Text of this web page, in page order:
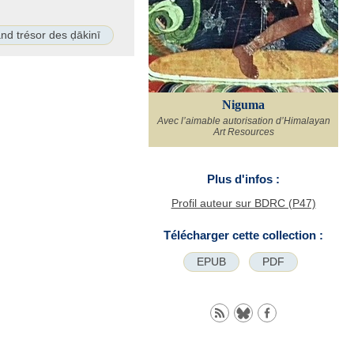
trésor des ḍākinī
Niguma
Avec l’aimable autorisation d’Himalayan
Art Resources
Plus d'infos :
Profil auteur sur BDRC (P47)
Télécharger cette collection :
EPUB PDF